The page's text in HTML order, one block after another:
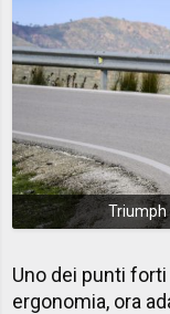
Triumph
Uno dei punti
ergonomia, ora